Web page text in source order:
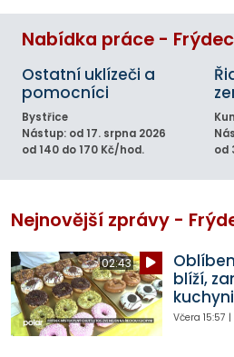
Nabídka práce -
Ostatní uklízeči a
pomocníci
Bystřice
Nástup: od 17. srpna 2026
od 140 do 170 Kč/hod.
od
Nejnovější zprávy -
02:43
blíží,
kuchyni
Včera 15:57 |